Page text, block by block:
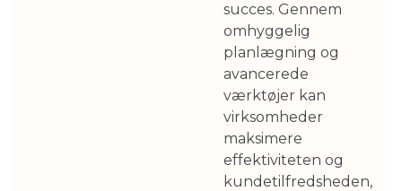
Advokattjenester
succes. Gennem
omhyggelig
planlægning og
avancerede
værktøjer kan
virksomheder
maksimere
effektiviteten og
kundetilfredsheden,